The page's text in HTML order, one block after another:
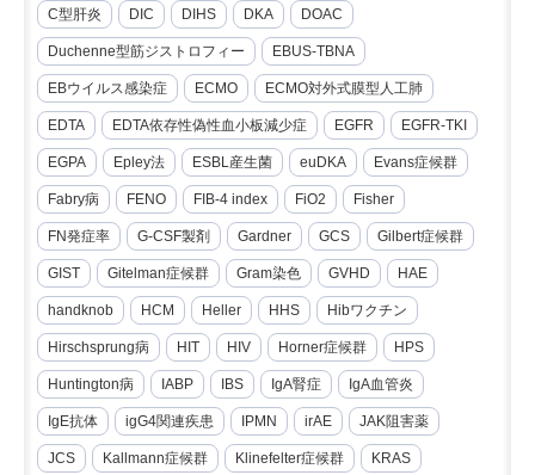
C型肝炎 DIC DIHS DKA DOAC
Duchenne型筋ジストロフィー EBUS-TBNA
EBウイルス感染症 ECMO ECMO対外式膜型人工肺
EDTA EDTA依存性偽性血小板減少症 EGFR EGFR-TKI
EGPA Epley法 ESBL産生菌 euDKA Evans症候群
Fabry病 FENO FIB-4 index FiO2 Fisher
FN発症率 G-CSF製剤 Gardner GCS Gilbert症候群
GIST Gitelman症候群 Gram染色 GVHD HAE
handknob HCM Heller HHS Hibワクチン
Hirschsprung病 HIT HIV Horner症候群 HPS
Huntington病 IABP IBS IgA腎症 IgA血管炎
IgE抗体 igG4関連疾患 IPMN irAE JAK阻害薬
JCS Kallmann症候群 Klinefelter症候群 KRAS